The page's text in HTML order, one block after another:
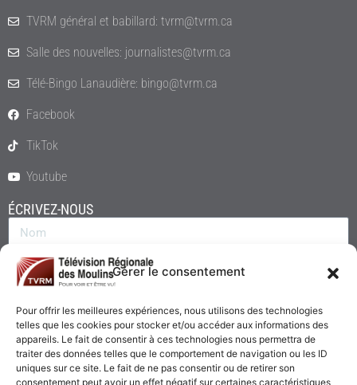
Gérer le consentement
Pour offrir les meilleures expériences, nous utilisons des technologies
telles que les cookies pour stocker et/ou accéder aux informations des
appareils. Le fait de consentir à ces technologies nous permettra de
traiter des données telles que le comportement de navigation ou les ID
uniques sur ce site. Le fait de ne pas consentir ou de retirer son
consentement peut avoir un effet négatif sur certaines caractéristiques
TVRM général et babillard: tvrm@tvrm.ca
Salle des nouvelles: journalistes@tvrm.ca
Télé-Bingo Lanaudière: bingo@tvrm.ca
Facebook
TikTok
Youtube
ÉCRIVEZ-NOUS